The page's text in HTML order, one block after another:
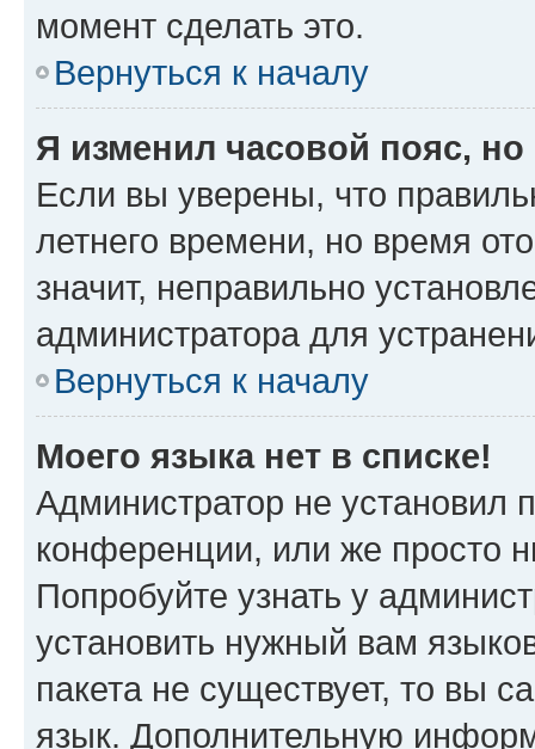
момент сделать это.
Вернуться к началу
Я изменил часовой пояс,
Если вы уверены, что
летнего времени, но время
значит, неправильно
администратора для
Вернуться к началу
Моего языка нет в списке!
Администратор не установил
конференции, или же просто
Попробуйте узнать у
установить нужный вам
пакета не существует, то вы
язык. Дополнительную